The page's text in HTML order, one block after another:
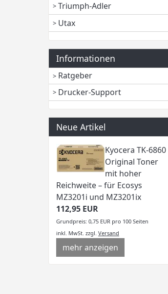
Triumph-Adler
Utax
Informationen
Ratgeber
Drucker-Support
Neue Artikel
Kyocera TK-6860
Original Toner
mit hoher
Reichweite – für Ecosys
MZ3201i und MZ3201ix
112,95 EUR
Grundpreis: 0,75 EUR pro 100 Seiten
inkl. MwSt. zzgl. Versand
mehr anzeigen